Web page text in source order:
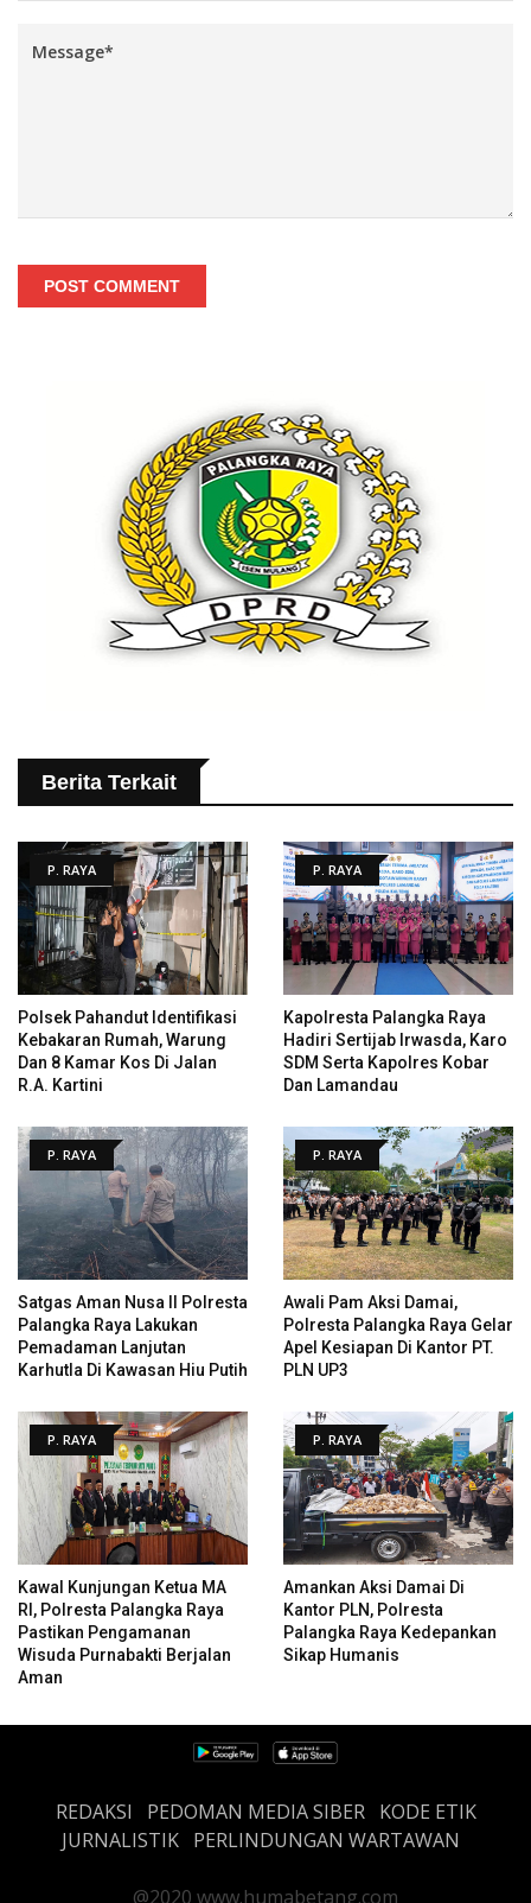
POST COMMENT
Berita Terkait
P. RAYA
Polsek Pahandut Identifikasi
Kebakaran Rumah, Warung
Dan 8 Kamar Kos Di Jalan
R.A. Kartini
P. RAYA
Kapolresta Palangka Raya
Hadiri Sertijab Irwasda, Karo
SDM Serta Kapolres Kobar
Dan Lamandau
P. RAYA
Satgas Aman Nusa II Polresta
Palangka Raya Lakukan
Pemadaman Lanjutan
Karhutla Di Kawasan Hiu Putih
P. RAYA
Awali Pam Aksi Damai,
Polresta Palangka Raya Gelar
Apel Kesiapan Di Kantor PT.
PLN UP3
P. RAYA
Kawal Kunjungan Ketua MA
RI, Polresta Palangka Raya
Pastikan Pengamanan
Wisuda Purnabakti Berjalan
Aman
P. RAYA
Amankan Aksi Damai Di
Kantor PLN, Polresta
Palangka Raya Kedepankan
Sikap Humanis
REDAKSI PEDOMAN MEDIA SIBER
KODE ETIK
JURNALISTIK PERLINDUNGAN WARTAWAN
@2020 www.humabetang.com